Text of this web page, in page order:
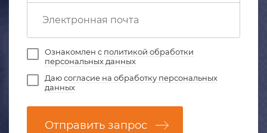
Ознакомлен с политикой обработки
персональных данных
Даюсогласие на обработку персональных
данных
Отправить запрос